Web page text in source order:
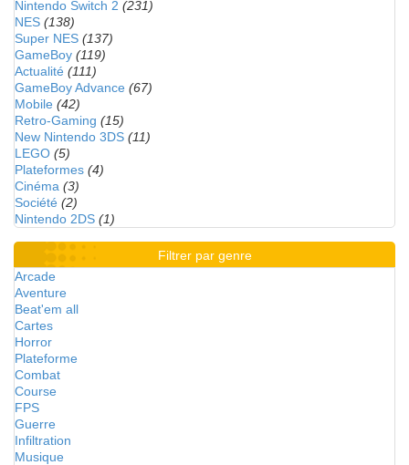
Nintendo Switch 2 (231)
NES (138)
Super NES (137)
GameBoy (119)
Actualité (111)
GameBoy Advance (67)
Mobile (42)
Retro-Gaming (15)
New Nintendo 3DS (11)
LEGO (5)
Plateformes (4)
Cinéma (3)
Société (2)
Nintendo 2DS (1)
Filtrer par genre
Arcade
Aventure
Beat'em all
Cartes
Horror
Plateforme
Combat
Course
FPS
Guerre
Infiltration
Musique